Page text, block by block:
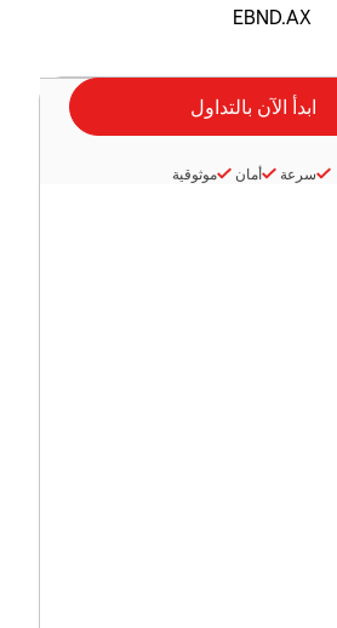
EBND.AX
سرعة أمان موثوقية